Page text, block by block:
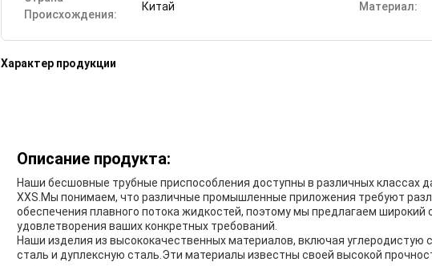
Происхождения:
Китай Материал:
Характер продукции
Описание продукта:
Наши бесшовные трубные приспособления доступны в различных классах
XXS.Мы понимаем, что различные промышленные приложения требуют
обеспечения плавного потока жидкостей, поэтому мы предлагаем широкий
удовлетворения ваших конкретных требований.
Наши изделия из высококачественных материалов, включая
сталь и дуплексную сталь.Эти материалы известны своей высокой